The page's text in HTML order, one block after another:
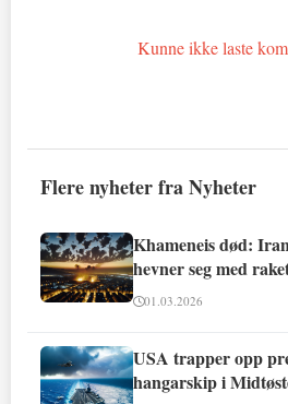
Kunne ikke laste
Flere nyheter fra Nyheter
Khameneis død:
hevner seg med
01.03.2026
USA trapper opp
hangarskip i